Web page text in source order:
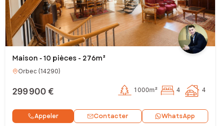
Maison - 10 pièces - 276m²
Orbec(14290)
299 900 € 1 000m² 4 4
Appeler Contacter WhatsApp